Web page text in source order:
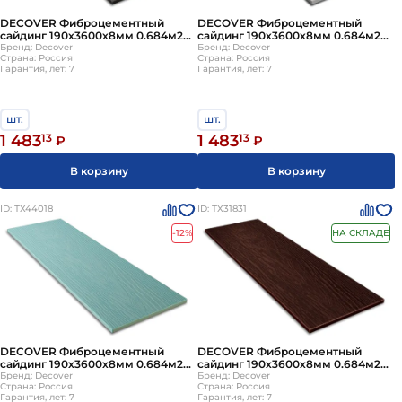
DECOVER Фиброцементный
сайдинг 190х3600х8мм 0.684м2
Gray
Бренд: Decover
Страна: Россия
Гарантия, лет: 7
шт.
1 48313 ₽
В корзину
DECOVER Фиброцементный
сайдинг 190х3600х8мм 0.684м2
Silver
Бренд: Decover
Страна: Россия
Гарантия, лет: 7
шт.
1 48313 ₽
В корзину
ID: ТХ44018
-12%
DECOVER Фиброцементный
сайдинг 190х3600х8мм 0.684м2
Mystic
Бренд: Decover
Страна: Россия
Гарантия, лет: 7
ID: ТХ31831
НА СКЛАДЕ
DECOVER Фиброцементный
сайдинг 190х3600х8мм 0.684м2
Mokko
Бренд: Decover
Страна: Россия
Гарантия, лет: 7